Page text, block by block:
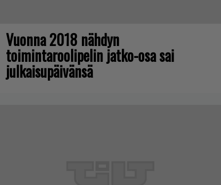
Vuonna 2018 nähdyn
toimintaroolipelin jatko-osa sai
julkaisupäivänsä